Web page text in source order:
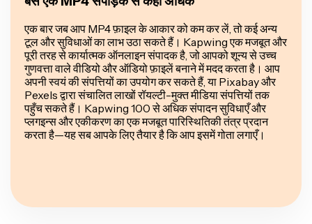
एक बार जब आप MP4 फ़ाइल के आकार को कम कर लें, तो कई अन्य
टूल और सुविधाओं का लाभ उठा सकते हैं। Kapwing एक मजबूत और
पूरी तरह से कार्यात्मक ऑनलाइन संपादक है, जो आपको शून्य से उच्च
गुणवत्ता वाले वीडियो और ऑडियो फ़ाइलें बनाने में मदद करता है। आप
अपनी स्वयं की संपत्तियों का उपयोग कर सकते हैं, या Pixabay और
Pexels द्वारा संचालित लाखों रॉयल्टी-मुक्त मीडिया संपत्तियों तक
पहुँच सकते हैं। Kapwing 100 से अधिक संपादन सुविधाएँ और
प्लगइन्स और एकीकरण का एक मजबूत पारिस्थितिकी तंत्र प्रदान
करता है—यह सब आपके लिए तैयार है कि आप इसमें गोता लगाएँ।